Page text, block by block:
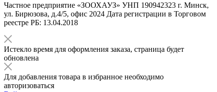
Частное предприятие «ЗООХАУЗ» УНП 190942323 г. Минск,
ул. Бирюзова, д.4/5, офис 2024 Дата регистрации в Торговом
реестре РБ: 13.04.2018
Истекло время для оформления заказа, страница будет
обновлена
Для добавления товара в избранное необходимо
авторизоваться